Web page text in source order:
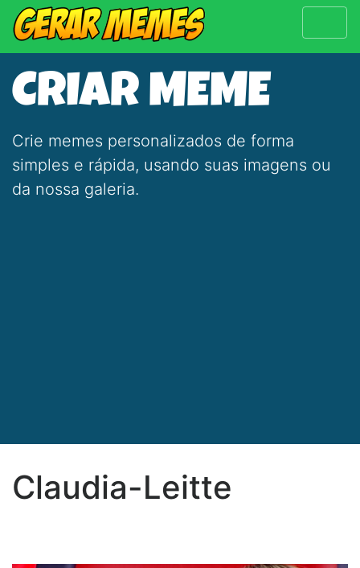
CRIAR MEME
Crie memes personalizados de forma
simples e rápida, usando suas imagens ou
da nossa galeria.
Claudia-Leitte